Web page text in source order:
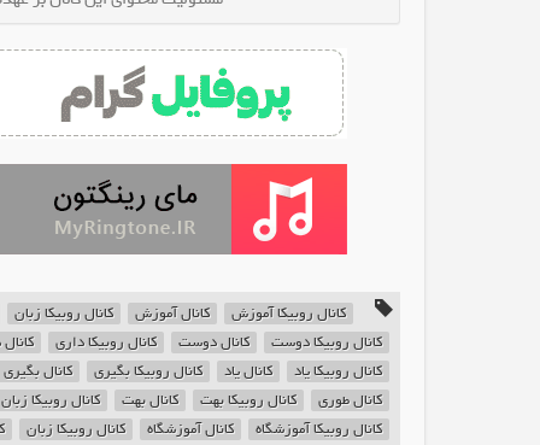
کانال روبیکا آموزش کانال آموزش کانال روبیکا زبان
کانال روبیکا دوست
کانال دوست کانال روبیکا داری
کانال روبیکا یاد
کانال یاد کانال روبیکا بگیری کانال بگیری
کانال طوری
کانال روبیکا بهت کانال بهت کانال روبیکا زبان
کانال روبیکا آموزشگاه
کانال آموزشگاه کانال روبیکا زبان